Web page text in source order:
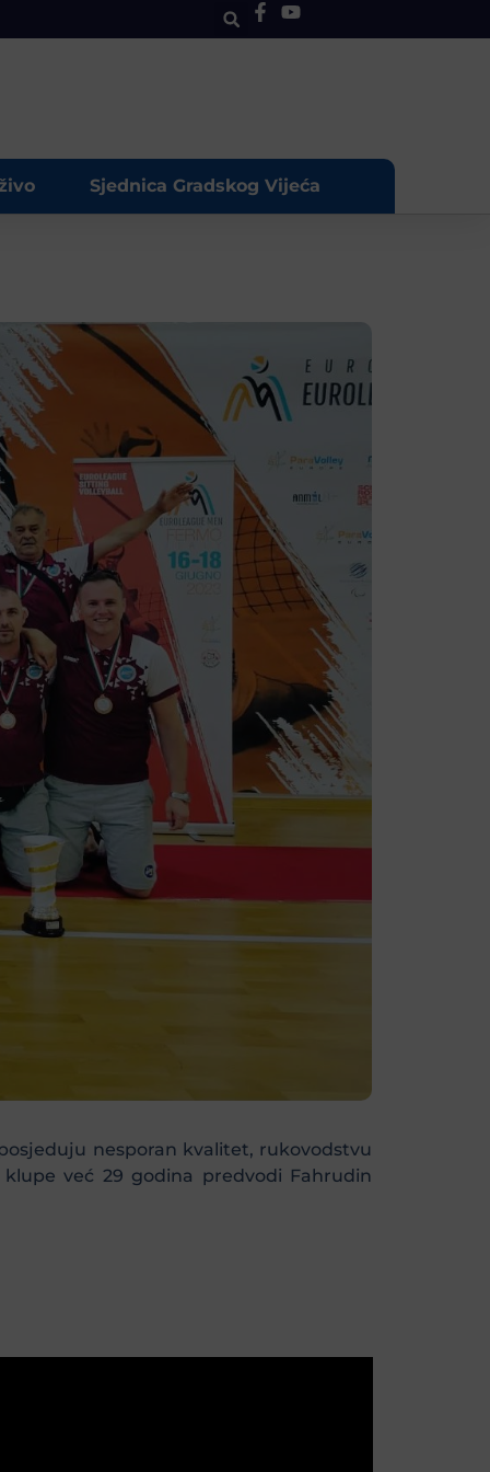
Sjednica Gradskog Vijeća
nesporan kvalitet, rukovodstvu
već 29 godina predvodi Fahrudin